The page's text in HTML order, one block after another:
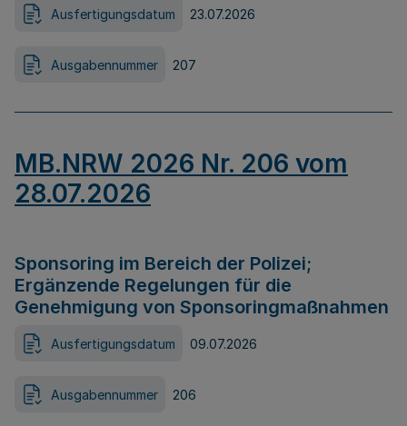
Ausfertigungsdatum 23.07.2026
Ausgabennummer 207
MB.NRW 2026 Nr. 206 vom
28.07.2026
Sponsoring im Bereich der Polizei;
Ergänzende Regelungen für die
Genehmigung von Sponsoringmaßnahmen
Ausfertigungsdatum 09.07.2026
Ausgabennummer 206